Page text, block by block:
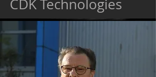
CDK Technologies